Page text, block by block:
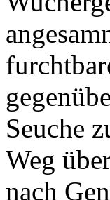
Seuche
Weg
nach